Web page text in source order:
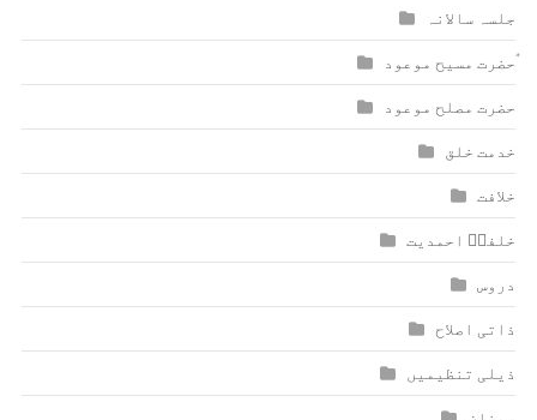
جلسہ سالانہ
ٰؑحضرت مسیح موعود
حضرت مصلح موعود
خدمت خلق
خلافت
خلفاؑ احمدیت
دروس
ذاتی اصلاح
ذیلی تنظیمیں